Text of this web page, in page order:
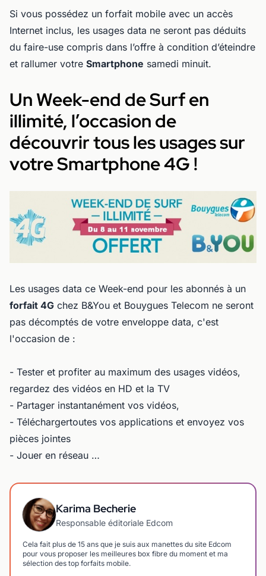
Si vous possédez un forfait mobile avec un accès
Internet inclus, les usages data ne seront pas déduits
du faire-use compris dans l’offre à condition d’éteindre
et rallumer votre Smartphone samedi minuit.
Un Week-end de Surf en
illimité, l’occasion de
découvrir tous les usages sur
votre Smartphone 4G !
Les usages data ce Week-end pour les abonnés à un
forfait 4G chez B&You et Bouygues Telecom ne seront
pas décomptés de votre enveloppe data, c'est
l'occasion de :
- Tester et profiter au maximum des usages vidéos,
regardez des vidéos en HD et la TV
- Partager instantanément vos vidéos,
- Téléchargertoutes vos applications et envoyez vos
pièces jointes
- Jouer en réseau …
Karima Becherie
Responsable éditoriale Edcom
Cela fait plus de 15 ans que je suis aux manettes du site Edcom
pour vous proposer les meilleures box fibre du moment et ma
sélection des top forfaits mobile.